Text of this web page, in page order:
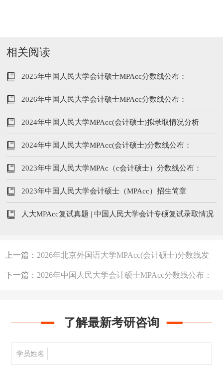
相关阅读
2025年中国人民大学会计硕士MPAcc分数线公布：
194/96/48
2026年中国人民大学会计硕士MPAcc分数线公布：
200/102/51
2024年中国人民大学MPAcc(会计硕士)拟录取情况分析
2024年中国人民大学MPAcc(会计硕士)分数线公布：
255/120/60
2023年中国人民大学MPAc（c会计硕士）分数线公布：
260/120/60
2023年中国人民大学会计硕士（MPAcc）招生简章
人大MPAcc复试真题 | 中国人民大学会计专硕复试录取情况
上一篇： 2026年北京外国语大学MPAcc(会计硕士)分数线发
布：243/51/102
下一篇： 2026年中国人民大学会计硕士MPAcc分数线公布：
了解最新考研咨询
学员姓名